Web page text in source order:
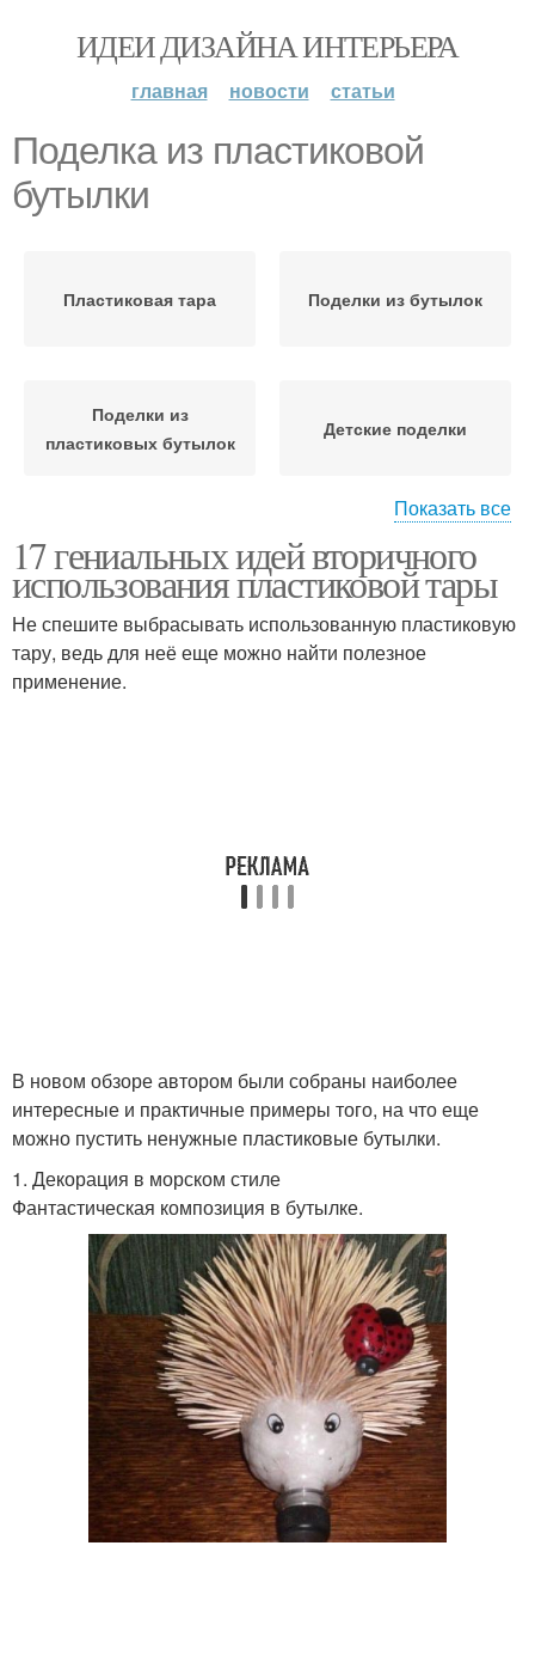
ИДЕИ ДИЗАЙНА ИНТЕРЬЕРА
главная новости статьи
Поделка из пластиковой
бутылки
Пластиковая тара Поделки из бутылок
Поделки из
пластиковых бутылок
Детские поделки
Поделки из маленьких Литровая бутылка
Бутылки для сада
Полезные поделки Бутылки из-под геля
Пластиковые
контейнеры
Поделки для детей
Поделки из
пластмассовых
бутылок
Бутылки для улицы
Декор из пластиковых
бутылок
Бутылки для клумб
Показать все
17 гениальных идей вторичного
использования пластиковой тары
Не спешите выбрасывать использованную пластиковую
тару, ведь для неё еще можно найти полезное
применение.
В новом обзоре автором были собраны наиболее
интересные и практичные примеры того, на что еще
можно пустить ненужные пластиковые бутылки.
1. Декорация в морском стиле
Фантастическая композиция в бутылке.